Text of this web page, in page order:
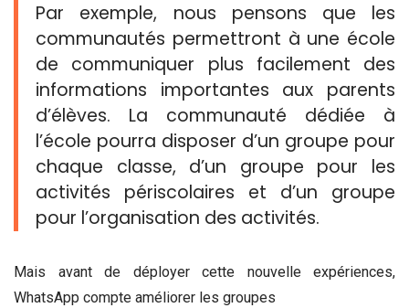
Par exemple, nous pensons que les
communautés permettront à une école
de communiquer plus facilement des
informations importantes aux parents
d’élèves. La communauté dédiée à
l’école pourra disposer d’un groupe pour
chaque classe, d’un groupe pour les
activités périscolaires et d’un groupe
pour l’organisation des activités.
Mais avant de déployer cette nouvelle expériences,
WhatsApp compte améliorer les groupes